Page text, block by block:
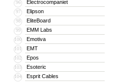
96 Electrocompaniet
97 Elipson
98 EliteBoard
99 EMM Labs
100 Emotiva
101 EMT
102 Epos
103 Esoteric
104 Esprit Cables